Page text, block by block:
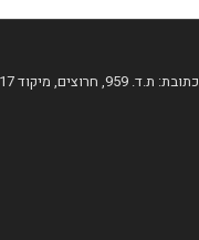
כתובת: ת.ד. 959, חרוצים, מיקוד 60917